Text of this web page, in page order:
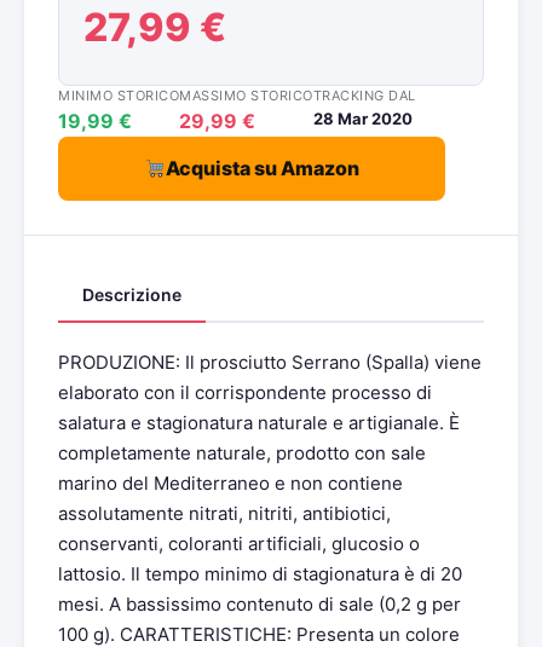
27,99 €
MINIMO STORICO
19,99 €
MASSIMO STORICO
29,99 €
TRACKING DAL
28 Mar 2020
Acquista su Amazon
Descrizione
PRODUZIONE: Il prosciutto Serrano (Spalla) viene
elaborato con il corrispondente processo di
salatura e stagionatura naturale e artigianale. È
completamente naturale, prodotto con sale
marino del Mediterraneo e non contiene
assolutamente nitrati, nitriti, antibiotici,
conservanti, coloranti artificiali, glucosio o
lattosio. Il tempo minimo di stagionatura è di 20
mesi. A bassissimo contenuto di sale (0,2 g per
100 g). CARATTERISTICHE: Presenta un colore